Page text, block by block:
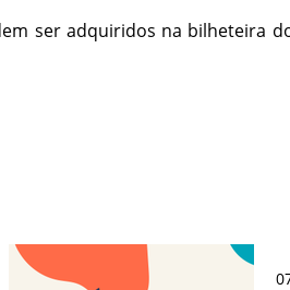
ser adquiridos na bilheteira